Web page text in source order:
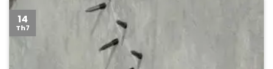
14
Th7